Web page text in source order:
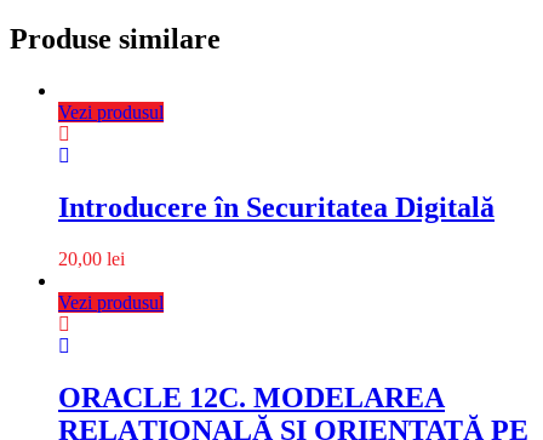
Produse similare
Vezi produsul
Introducere în Securitatea Digitală
20,00 lei
Vezi produsul
ORACLE 12C. MODELAREA
RELAȚIONALĂ ȘI ORIENTATĂ PE